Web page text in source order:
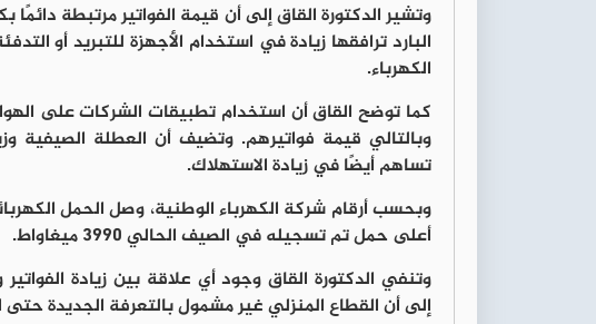
وتشير الدكتورة القاق إلى أن قيمة الفواتير مرتبطة دائمًا
البارد ترافقها زيادة في استخدام الأجهزة للتبريد أو
الكهرباء.
كما توضح القاق أن استخدام تطبيقات الشركات على
وبالتالي قيمة فواتيرهم. وتضيف أن العطلة الصيفية
تساهم أيضًا في زيادة الاستهلاك.
أعلى حمل تم تسجيله في الصيف الحالي 3990 ميغاواط.
وتنفي الدكتورة القاق وجود أي علاقة بين زيادة
إلى أن القطاع المنزلي غير مشمول بالتعرفة الجديدة حتى